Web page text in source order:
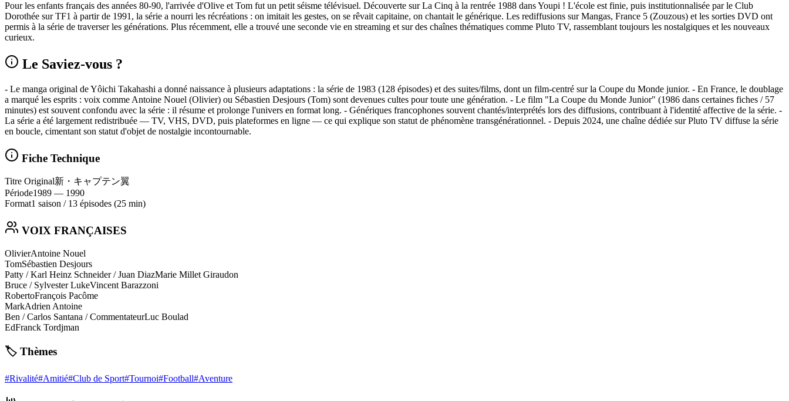
Pour les enfants français des années 80-90, l'arrivée d'Olive et Tom fut un petit séisme télévisuel. Découverte sur La Cinq à la rentrée 1988 dans Youpi ! L'école est finie, puis institutionnalisée par le Club
Dorothée sur TF1 à partir de 1991, la série a nourri les récréations : on imitait les gestes, on se rêvait capitaine, on chantait le générique. Les rediffusions sur Mangas, France 5 (Zouzous) et les sorties DVD ont
permis à la série de traverser les générations. Plus récemment, elle a trouvé une seconde vie en streaming et sur des chaînes thématiques comme Pluto TV, rassemblant toujours les nostalgiques et les nouveaux
curieux.
Le Saviez-vous ?
- Le manga original de Yôichi Takahashi a donné naissance à plusieurs adaptations : la série de 1983 (128 épisodes) et des suites/films, dont un film-centré sur la Coupe du Monde junior. - En France, le doublage
a marqué les esprits : voix comme Antoine Nouel (Olivier) ou Sébastien Desjours (Tom) sont devenues cultes pour toute une génération. - Le film "La Coupe du Monde Junior" (1986 dans certaines fiches / 57
minutes) est souvent confondu avec la série : il résume et prolonge l'univers en format long. - Génériques francophones souvent chantés/interprétés lors des diffusions, contribuant à l'identité affective de la série. -
La série a été largement redistribuée — TV, VHS, DVD, puis plateformes en ligne — ce qui explique son statut de phénomène transgénérationnel. - Depuis 2024, une chaîne dédiée sur Pluto TV diffuse la série
en boucle, cimentant son statut d'objet de nostalgie incontournable.
Fiche Technique
Titre Original新・キャプテン翼
Période1989 — 1990
Format1 saison / 13 épisodes (25 min)
VOIX FRANÇAISES
OlivierAntoine Nouel
TomSébastien Desjours
Patty / Karl Heinz Schneider / Juan DiazMarie Millet Giraudon
Bruce / Sylvester LukeVincent Barazzoni
RobertoFrançois Pacôme
MarkAdrien Antoine
Ben / Carlos Santana / CommentateurLuc Boulad
EdFranck Tordjman
🏷️ Thèmes
#Rivalité#Amitié#Club de Sport#Tournoi#Football#Aventure